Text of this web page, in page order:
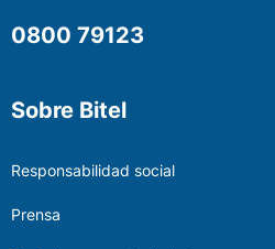
0800 79123
Sobre Bitel
Responsabilidad social
Prensa